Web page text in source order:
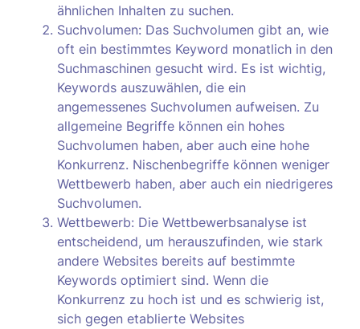
ähnlichen Inhalten zu suchen.
Suchvolumen: Das Suchvolumen gibt an, wie
oft ein bestimmtes Keyword monatlich in den
Suchmaschinen gesucht wird. Es ist wichtig,
Keywords auszuwählen, die ein
angemessenes Suchvolumen aufweisen. Zu
allgemeine Begriffe können ein hohes
Suchvolumen haben, aber auch eine hohe
Konkurrenz. Nischenbegriffe können weniger
Wettbewerb haben, aber auch ein niedrigeres
Suchvolumen.
Wettbewerb: Die Wettbewerbsanalyse ist
entscheidend, um herauszufinden, wie stark
andere Websites bereits auf bestimmte
Keywords optimiert sind. Wenn die
Konkurrenz zu hoch ist und es schwierig ist,
sich gegen etablierte Websites